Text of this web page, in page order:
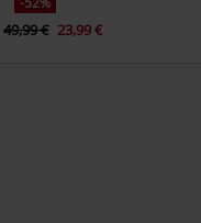
49,99 € 23,99 €